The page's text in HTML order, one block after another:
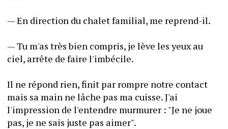
— En direction du chalet familial, me reprend-il.
— Tu m'as très bien compris, je lève les yeux au
ciel, arrête de faire l'imbécile.
Il ne répond rien, finit par rompre notre contact
mais sa main ne lâche pas ma cuisse. J'ai
l'impression de l'entendre murmurer : "Je ne joue
pas, je ne sais juste pas aimer".